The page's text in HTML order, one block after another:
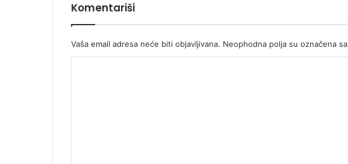
Komentariši
Vaša email adresa neće biti objavljivana. Neophodna polja su označena sa